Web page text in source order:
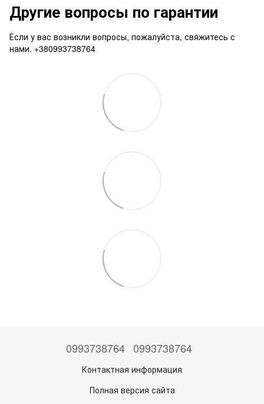
Другие вопросы по гарантии
Если у вас возникли вопросы, пожалуйста, свяжитесь с
нами. +380993738764
0993738764 0993738764
Контактная информация
Полная версия сайта